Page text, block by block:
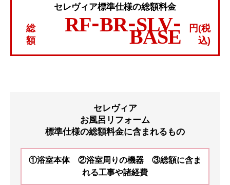
セレヴィア標準仕様の総額料金
総
額
RF-BR-SLV-
BASE
円(税
込)
セレヴィア
お風呂リフォーム
標準仕様の総額料金に含まれるもの
①浴室本体 ②浴室周りの機器 ③総額に含ま
れる工事や諸経費